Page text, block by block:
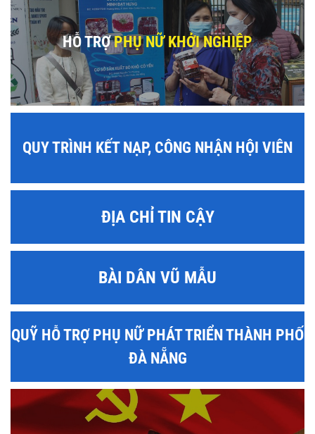
HỖ TRỢPHỤ NỮ KHỞI NGHIỆP
QUY TRÌNH KẾT NẠP, CÔNG NHẬN HỘI VIÊN
ĐỊA CHỈ TIN CẬY
BÀI DÂN VŨ MẪU
QUỸ HỖ TRỢ PHỤ NỮ PHÁT TRIỂN THÀNH PHỐ
ĐÀ NẴNG